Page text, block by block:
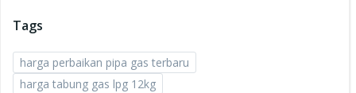
Tags
harga perbaikan pipa gas terbaru
harga tabung gas lpg 12kg